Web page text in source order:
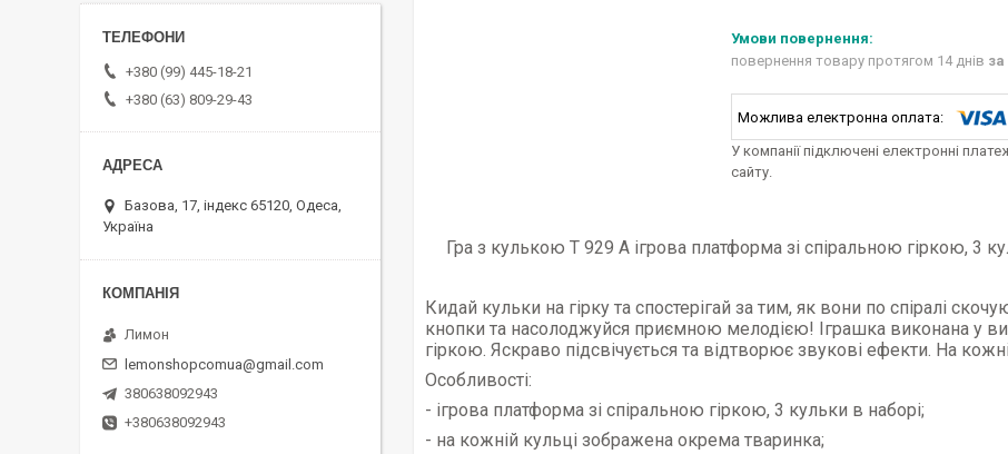
повернення товару протягом 14 днів
У компанії підключені електронні
сайту.
Гра з кулькою T 929 A ігрова платформа зі спіральною гіркою, 3
Кидай кульки на гірку та спостерігай за тим, як вони по спіралі
кнопки та насолоджуйся приємною мелодією! Іграшка виконана у
гіркою. Яскраво підсвічується та відтворює звукові ефекти. На
Особливості:
- ігрова платформа зі спіральною гіркою, 3 кульки в наборі;
- на кожній кульці зображена окрема тваринка;
+380 (99) 445-18-21
+380 (63) 809-29-43
Базова, 17, індекс 65120, Одеса,
Україна
Лимон
lemonshopcomua@gmail.com
380638092943
+380638092943